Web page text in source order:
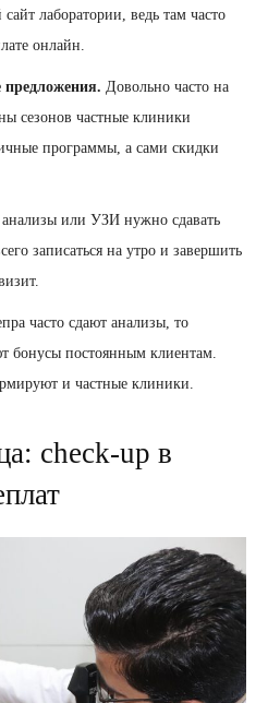
лаборатории, ведь там часто
онлайн.
Довольно часто на
сезонов частные клиники
программы, а сами скидки
или УЗИ нужно сдавать
записаться на утро и завершить
часто сдают анализы, то
бонусы постоянным клиентам.
и частные клиники.
check-up в